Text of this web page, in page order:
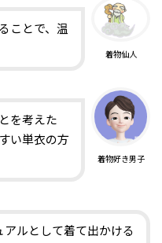
着物仙人
ことで、温
着物好き男子
を考えた
い単衣の方
アルとして着て出かける